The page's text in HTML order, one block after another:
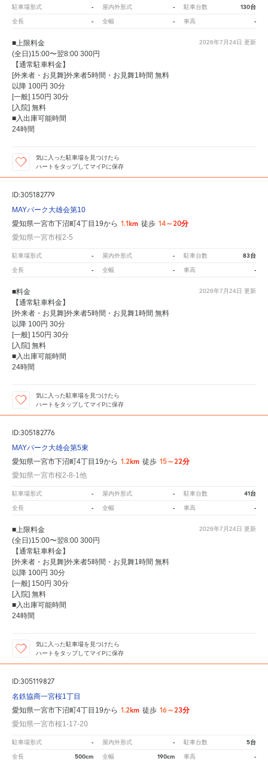
駐車場形式 - 屋内外形式 - 駐車台数 130台
全長 - 全幅 - 車高 -
2026年7月24日 更新
■上限料金
(全日)15:00〜翌8:00 300円
【通常駐車料金】
[外来者・お見舞]外来者5時間・お見舞1時間 無料
以降 100円 30分
[一般] 150円 30分
[入院] 無料
■入出庫可能時間
24時間
気に入った駐車場を見つけたら
ハートをタップしてマイPに保存
ID:305182779
MAYパーク大雄会第10
愛知県一宮市下沼町4丁目19から 1.1km 徒歩 14～20分
愛知県一宮市桜2-5
駐車場形式 - 屋内外形式 - 駐車台数 83台
全長 - 全幅 - 車高 -
2026年7月24日 更新
■料金
【通常駐車料金】
[外来者・お見舞]外来者5時間・お見舞1時間 無料
以降 100円 30分
[一般] 150円 30分
[入院] 無料
■入出庫可能時間
24時間
気に入った駐車場を見つけたら
ハートをタップしてマイPに保存
ID:305182776
MAYパーク大雄会第5東
愛知県一宮市下沼町4丁目19から 1.2km 徒歩 15～22分
愛知県一宮市桜2-8-1他
駐車場形式 - 屋内外形式 - 駐車台数 41台
全長 - 全幅 - 車高 -
2026年7月24日 更新
■上限料金
(全日)15:00〜翌8:00 300円
【通常駐車料金】
[外来者・お見舞]外来者5時間・お見舞1時間 無料
以降 100円 30分
[一般] 150円 30分
[入院] 無料
■入出庫可能時間
24時間
気に入った駐車場を見つけたら
ハートをタップしてマイPに保存
ID:305119827
名鉄協商一宮桜1丁目
愛知県一宮市下沼町4丁目19から 1.2km 徒歩 16～23分
愛知県一宮市桜1-17-20
駐車場形式 - 屋内外形式 - 駐車台数 5台
全長 500cm 全幅 190cm 車高 -